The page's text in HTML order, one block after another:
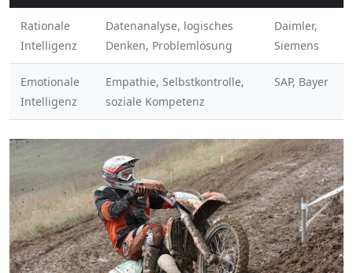
Rationale
Intelligenz
Datenanalyse, logisches
Denken, Problemlösung
Daimler,
Siemens
Emotionale
Intelligenz
Empathie, Selbstkontrolle,
soziale Kompetenz
SAP, Bayer